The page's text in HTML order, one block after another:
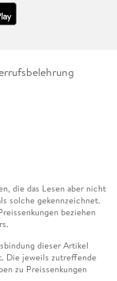
die das Lesen aber nicht
solche gekennzeichnet.
beziehen
dieser Artikel
Die jeweils zutreffende
zu Preissenkungen